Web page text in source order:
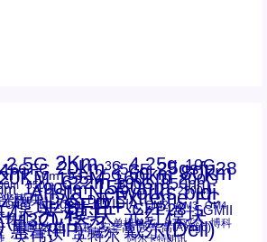
2.5G 2Km 3G 4.25g 10G
16GFC 20km 25GE 25gsfp28
50m 53.125G 60km 80km
155M 160km 200G
550m 622m 800G 850nm
1490nm 1550nm 2500m
Arista Networks bidi
模块 DAC Dell Extreme FC
LC Netgear NVIDIA OM2 OM3 OM4
模块 SFP+ SFP28 SGMII
换机 光模块 光纤模块
(H3C) 华为 单模单芯 单模双芯 博科
博通 友讯 多模 安华高 安华高(Avago)
惠普(HP) 戴尔 戴尔(Dell)
英伟达 英特尔 阿尔卡特朗讯